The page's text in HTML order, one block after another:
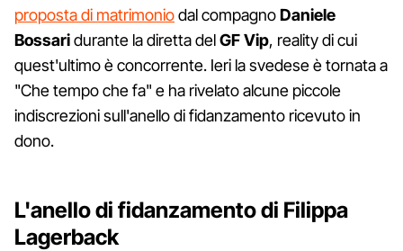
proposta di matrimoniodal compagnoDaniele
Bossaridurante la diretta delGF Vip, reality di cui
quest'ultimo è concorrente. Ieri la svedese è tornata a
"Che tempo che fa" e ha rivelato alcune piccole
indiscrezioni sull'anello di fidanzamento ricevuto in
dono.
L'anello di fidanzamento di Filippa
Lagerback